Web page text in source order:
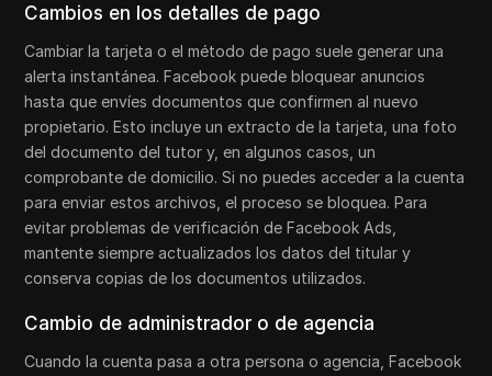
Cambios en los detalles de pago
Cambiar la tarjeta o el método de pago suele generar una
alerta instantánea. Facebook puede bloquear anuncios
hasta que envíes documentos que confirmen al nuevo
propietario. Esto incluye un extracto de la tarjeta, una foto
del documento del tutor y, en algunos casos, un
comprobante de domicilio. Si no puedes acceder a la cuenta
para enviar estos archivos, el proceso se bloquea. Para
evitar problemas de verificación de Facebook Ads,
mantente siempre actualizados los datos del titular y
conserva copias de los documentos utilizados.
Cambio de administrador o de agencia
Cuando la cuenta pasa a otra persona o agencia, Facebook